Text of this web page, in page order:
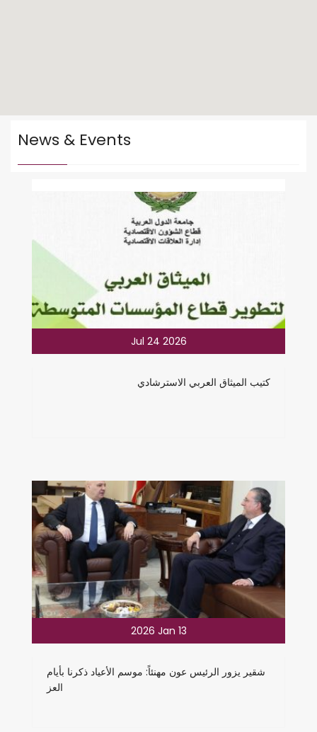
News & Events
2026 Jul 24
كتيب الميثاق العربي الاسترشادي
2026 Jan 13
شقير يزور الرئيس عون مهنئاً: موسم الأعياد ذكرنا بأيام
العز